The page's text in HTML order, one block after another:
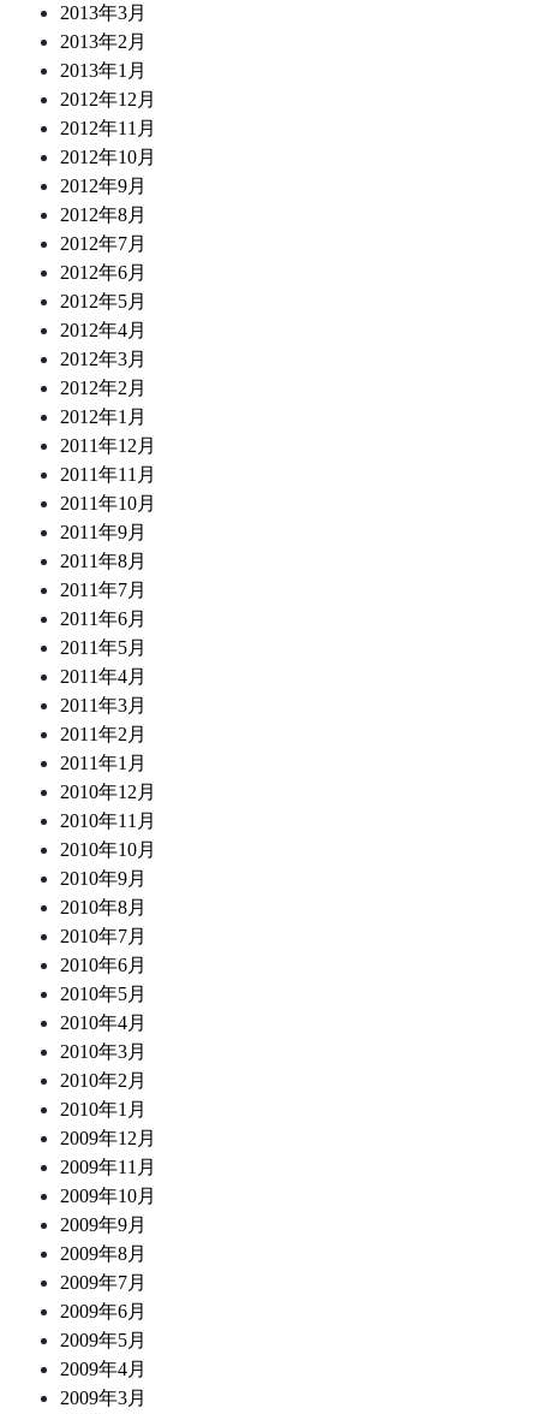
2013年3月
2013年2月
2013年1月
2012年12月
2012年11月
2012年10月
2012年9月
2012年8月
2012年7月
2012年6月
2012年5月
2012年4月
2012年3月
2012年2月
2012年1月
2011年12月
2011年11月
2011年10月
2011年9月
2011年8月
2011年7月
2011年6月
2011年5月
2011年4月
2011年3月
2011年2月
2011年1月
2010年12月
2010年11月
2010年10月
2010年9月
2010年8月
2010年7月
2010年6月
2010年5月
2010年4月
2010年3月
2010年2月
2010年1月
2009年12月
2009年11月
2009年10月
2009年9月
2009年8月
2009年7月
2009年6月
2009年5月
2009年4月
2009年3月